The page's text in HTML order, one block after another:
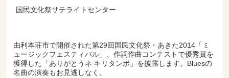
国民文化祭サテライトセンター
由利本荘市で開催された第29回国民文化祭・あきた2014「ミ
ュージックフェスティバル」、作詞作曲コンテストで優秀賞を
獲得した「ありがとうネ キリタンポ」を披露します。Bluesの
名曲の演奏もお見逃しなく。